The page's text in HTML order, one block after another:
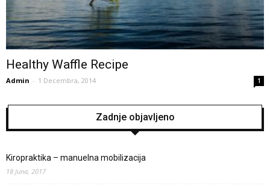
Healthy Waffle Recipe
Admin - 1 Decembra, 2014 1
Zadnje objavljeno
Kiropraktika – manuelna mobilizacija
18 Juna, 2017